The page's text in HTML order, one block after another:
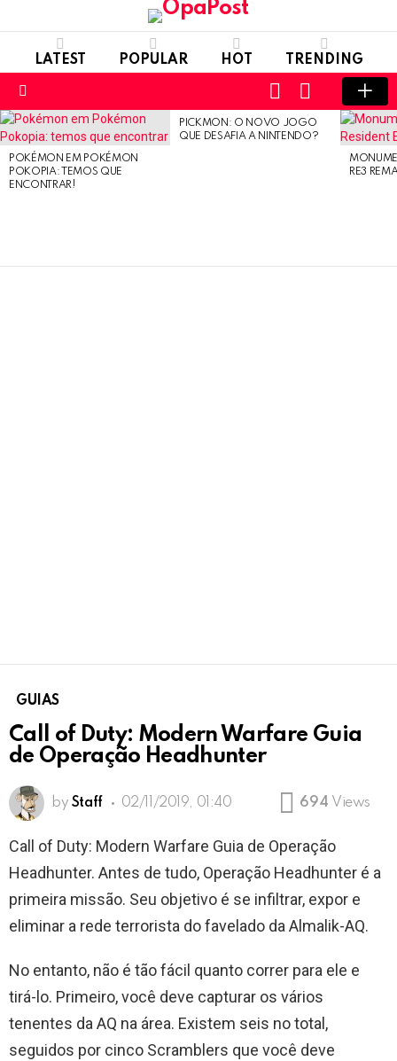
LATEST POPULAR HOT TRENDING
SWITCH
SKIN
LOGIN
LATEST
STORIES
POKÉMON EM POKÉMON
POKOPIA: TEMOS QUE
ENCONTRAR!
PICKMON: O NOVO JOGO
QUE DESAFIA A NINTENDO?
RE3
GUIAS
Call of Duty: Modern Warfare Guia
de Operação Headhunter
by Staff 02/11/2019, 01:40 694 Views
Call of Duty: Modern Warfare Guia de Operação
Headhunter. Antes de tudo, Operação Headhunter é a
primeira missão. Seu objetivo é se infiltrar, expor e
eliminar a rede terrorista do favelado da Almalik-AQ.
No entanto, não é tão fácil quanto correr para ele e
tirá-lo. Primeiro, você deve capturar os vários
tenentes da AQ na área. Existem seis no total,
seguidos por cinco Scramblers que você deve